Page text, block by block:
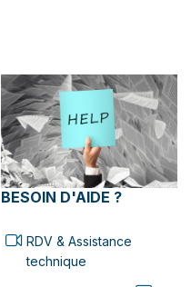
BESOIN D'AIDE ?
RDV & Assistance
technique